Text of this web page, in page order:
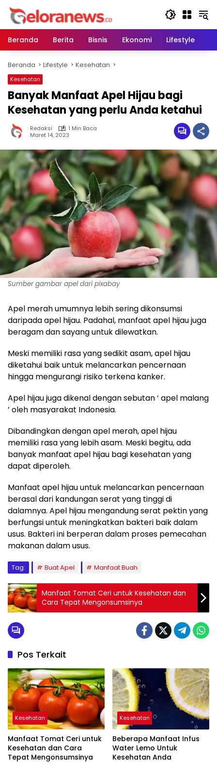
Langsung
konten
Beranda
Berita Bisnis Ekonomi Lifestyle
Beranda Lifestyle Kesehatan
Kesehatan
Banyak Manfaat Apel Hijau bagi
Kesehatan yang perlu Anda ketahui
Redaksi
1 Min Baca
Maret 14, 2023
Sumber gambar apel dari pixabay
Apel merah umumnya lebih sering dikonsumsi
daripada apel hijau. Padahal, manfaat apel hijau juga
beragam dan sayang untuk dilewatkan.
Meski memiliki rasa yang sedikit asam, apel hijau
diketahui baik untuk melancarkan pencernaan
hingga mengurangi risiko terkena kanker.
Apel hijau juga dikenal dengan sebutan ‘ apel malang
’ oleh masyarakat Indonesia.
Dibandingkan dengan apel merah, apel hijau
memiliki rasa yang lebih asam. Meski begitu, ada
banyak manfaat apel hijau bagi kesehatan yang
dapat diperoleh.
Manfaat apel hijau untuk melancarkan pencernaan
berasal dari kandungan serat yang tinggi di
dalamnya. Apel hijau mengandung serat pektin yang
berfungsi untuk meningkatkan bakteri baik dalam
usus. Bakteri ini berperan dalam proses pemecahan
makanan dalam usus.
Tag: Buat Apel Manfaat Buah
Manfaat Tomat Ceri untuk Kesehatan dan
Cara Tepat Mengonsumsinya
Pos Terkait
Kesehatan
Manfaat Tomat Ceri untuk
Kesehatan dan Cara
Tepat Mengonsumsinya
Kesehatan
Beberapa Manfaat Infus
Water Lemo Untuk
Kesehatan Anda